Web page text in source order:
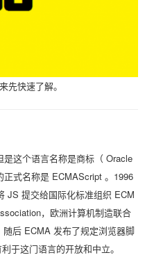
来先快速了解。
这个语言名称是商标（ Oracle
式名称是 ECMAScript 。1996
JS 提交给国际化标准组织 ECM
，欧洲计算机制造联合
后 ECMA 发布了规定浏览器脚
于这门语言的开放和中立。